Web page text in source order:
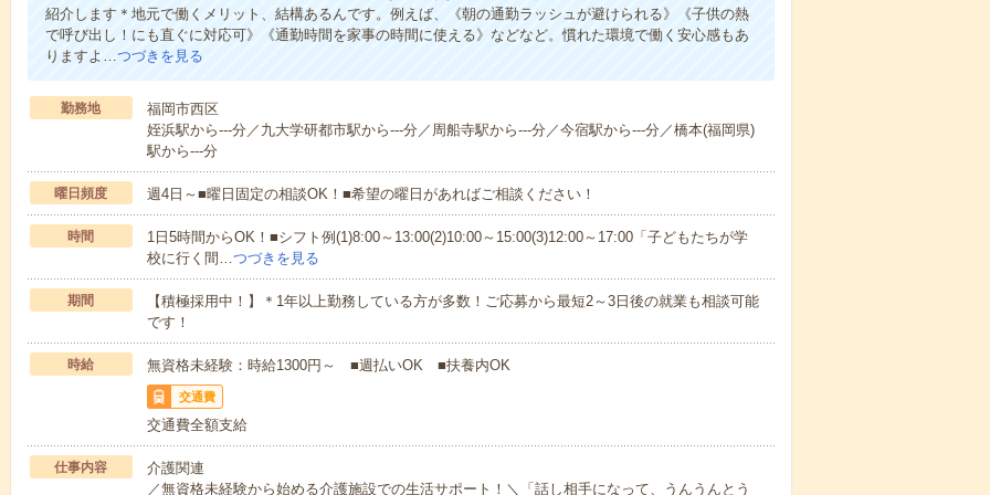
紹介します＊地元で働くメリット、結構あるんです。例えば、《朝の通勤ラッシュが避けられる》《子供の熱
で呼び出し！にも直ぐに対応可》《通勤時間を家事の時間に使える》などなど。慣れた環境で働く安心感もあ
りますよ…つづきを見る
勤務地
福岡市西区
姪浜駅から---分／九大学研都市駅から---分／周船寺駅から---分／今宿駅から---分／橋本(福岡県)
駅から---分
曜日頻度 週4日～■曜日固定の相談OK！■希望の曜日があればご相談ください！
時間
1日5時間からOK！■シフト例(1)8:00～13:00(2)10:00～15:00(3)12:00～17:00「子どもたちが学
校に行く間…つづきを見る
期間
【積極採用中！】＊1年以上勤務している方が多数！ご応募から最短2～3日後の就業も相談可能
です！
時給 無資格未経験：時給1300円～ ■週払いOK ■扶養内OK
交通費
交通費全額支給
仕事内容
介護関連
／無資格未経験から始める介護施設での生活サポート！＼「話し相手になって、うんうんとう